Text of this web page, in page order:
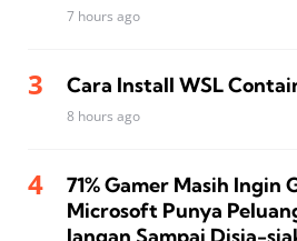
7 hours ago
Cara Install WSL
8 hours ago
71% Gamer Masih Ingin
Microsoft Punya